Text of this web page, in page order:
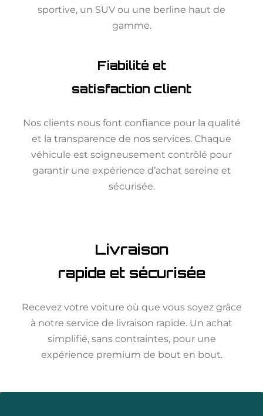
sportive, un SUV ou une berline haut de
gamme.
Fiabilité et
satisfaction client
Nos clients nous font confiance pour la qualité
et la transparence de nos services. Chaque
véhicule est soigneusement contrôlé pour
garantir une expérience d’achat sereine et
sécurisée.
Livraison
rapide et sécurisée
Recevez votre voiture où que vous soyez grâce
à notre service de livraison rapide. Un achat
simplifié, sans contraintes, pour une
expérience premium de bout en bout.